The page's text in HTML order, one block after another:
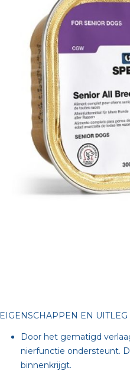
EIGENSCHAPPEN EN
Door het gematigd
nierfunctie ondersteunt.
binnenkrijgt.